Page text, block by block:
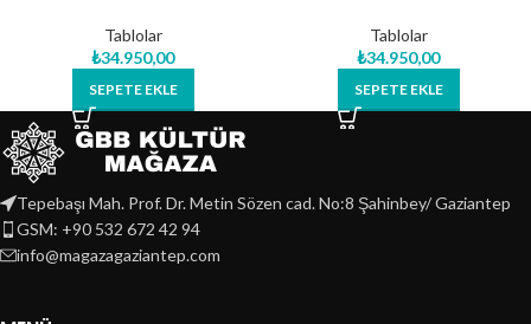
Tablolar
₺34.950,00
SEPETE EKLE
Tablolar
₺34.950,00
SEPETE EKLE
Tepebaşı Mah. Prof. Dr. Metin Sözen cad. No:8 Şahinbey/ Gaziantep
GSM: +90 532 672 42 94
info@magazagaziantep.com